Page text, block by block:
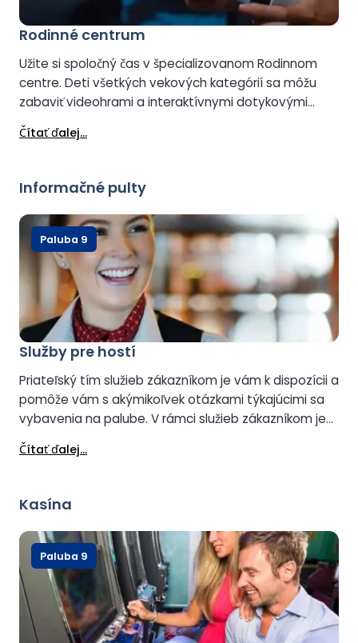
Rodinné centrum
Užite si spoločný čas v špecializovanom Rodinnom
centre. Deti všetkých vekových kategórií sa môžu
zabaviť videohrami a interaktívnymi dotykovými
obrazovkami, zatiaľ čo dospelí sa môžu pridať k
zábave alebo si sadnúť a relaxovať s maškrtou z
Čítať ďalej...
Informačné pulty
Služby pre hostí
Priateľský tím služieb zákazníkom je vám k dispozícii a
pomôže vám s akýmikoľvek otázkami týkajúcimi sa
vybavenia na palube. V rámci služieb zákazníkom je
možné dohodnúť aj upgrade salónika alebo kajuty (v
závislosti od dostupnosti).
Čítať ďalej...
Paluba 9
Kasína
Paluba 9